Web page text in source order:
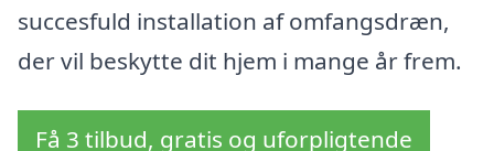
succesfuld installation af omfangsdræn,
der vil beskytte dit hjem i mange år frem.
Få 3 tilbud, gratis og uforpligtende